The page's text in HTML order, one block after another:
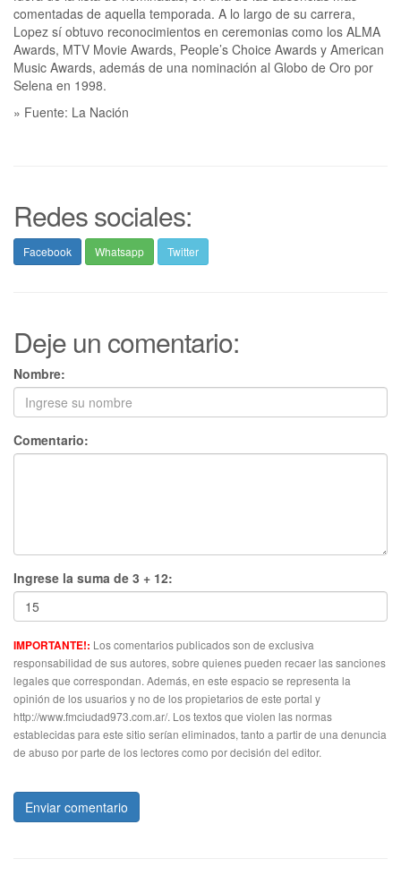
comentadas de aquella temporada. A lo largo de su carrera,
Lopez sí obtuvo reconocimientos en ceremonias como los ALMA
Awards, MTV Movie Awards, People’s Choice Awards y American
Music Awards, además de una nominación al Globo de Oro por
Selena en 1998.
» Fuente: La Nación
Redes sociales:
Facebook Whatsapp Twitter
Deje un comentario:
Nombre:
Comentario:
Ingrese la suma de 3 + 12:
IMPORTANTE!: Los comentarios publicados son de exclusiva
responsabilidad de sus autores, sobre quienes pueden recaer las sanciones
legales que correspondan. Además, en este espacio se representa la
opinión de los usuarios y no de los propietarios de este portal y
http://www.fmciudad973.com.ar/. Los textos que violen las normas
establecidas para este sitio serían eliminados, tanto a partir de una denuncia
de abuso por parte de los lectores como por decisión del editor.
Enviar comentario